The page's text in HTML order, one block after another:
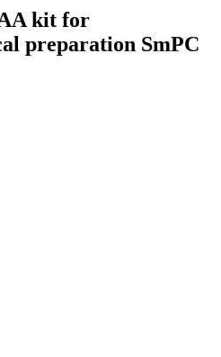
kit for
preparation SmPC